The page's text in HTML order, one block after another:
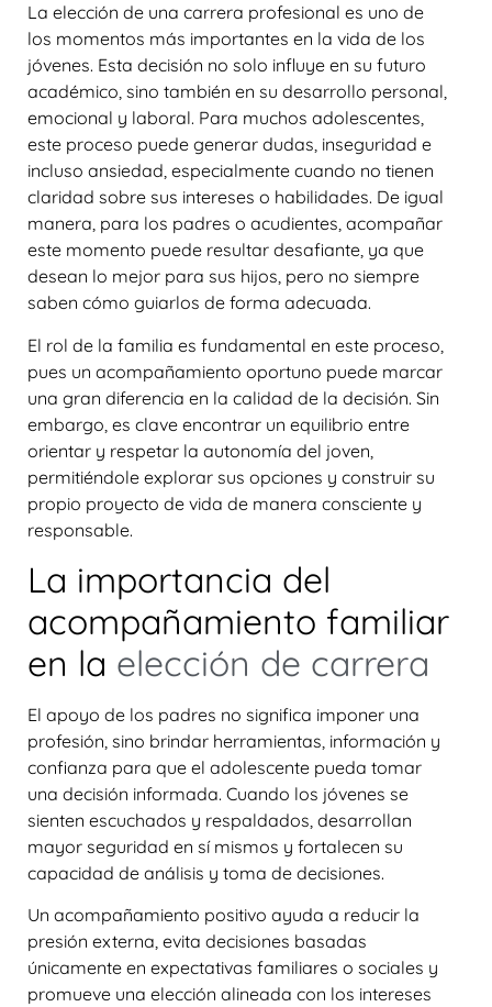
La elección de una carrera profesional es uno de
los momentos más importantes en la vida de los
jóvenes. Esta decisión no solo influye en su futuro
académico, sino también en su desarrollo personal,
emocional y laboral. Para muchos adolescentes,
este proceso puede generar dudas, inseguridad e
incluso ansiedad, especialmente cuando no tienen
claridad sobre sus intereses o habilidades. De igual
manera, para los padres o acudientes, acompañar
este momento puede resultar desafiante, ya que
desean lo mejor para sus hijos, pero no siempre
saben cómo guiarlos de forma adecuada.
El rol de la familia es fundamental en este proceso,
pues un acompañamiento oportuno puede marcar
una gran diferencia en la calidad de la decisión. Sin
embargo, es clave encontrar un equilibrio entre
orientar y respetar la autonomía del joven,
permitiéndole explorar sus opciones y construir su
propio proyecto de vida de manera consciente y
responsable.
La importancia del
acompañamiento familiar
en la elección de carrera
El apoyo de los padres no significa imponer una
profesión, sino brindar herramientas, información y
confianza para que el adolescente pueda tomar
una decisión informada. Cuando los jóvenes se
sienten escuchados y respaldados, desarrollan
mayor seguridad en sí mismos y fortalecen su
capacidad de análisis y toma de decisiones.
Un acompañamiento positivo ayuda a reducir la
presión externa, evita decisiones basadas
únicamente en expectativas familiares o sociales y
promueve una elección alineada con los intereses